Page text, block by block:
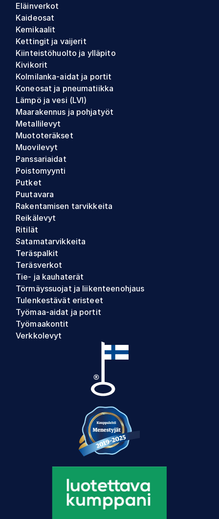
Eläinverkot
Kaideosat
Kemikaalit
Kettingit ja vaijerit
Kiinteistöhuolto ja ylläpito
Kivikorit
Kolmilanka-aidat ja portit
Koneosat ja pneumatiikka
Lämpö ja vesi (LVI)
Maarakennus ja pohjatyöt
Metallilevyt
Muototeräkset
Muovilevyt
Panssariaidat
Poistomyynti
Putket
Puutavara
Rakentamisen tarvikkeita
Reikälevyt
Ritilät
Satamatarvikkeita
Teräspalkit
Teräsverkot
Tie- ja kauhaterät
Törmäyssuojat ja liikenteenohjaus
Tulenkestävät eristeet
Työmaa-aidat ja portit
Työmaakontit
Verkkolevyt